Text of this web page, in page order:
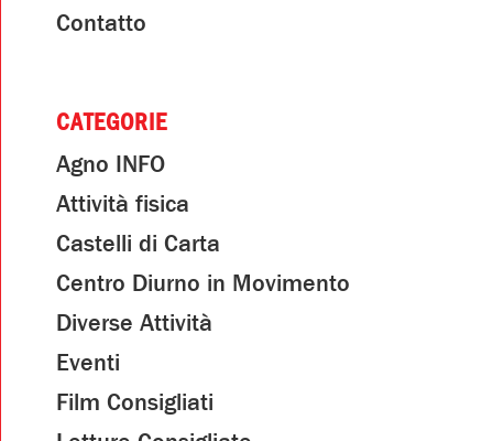
Contatto
CATEGORIE
Agno INFO
Attività fisica
Castelli di Carta
Centro Diurno in Movimento
Diverse Attività
Eventi
Film Consigliati